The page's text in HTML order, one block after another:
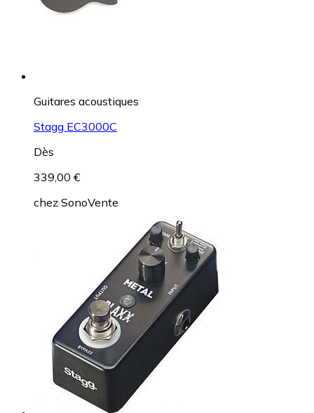
Guitares acoustiques
Stagg EC3000C
Dès
339,00 €
chez SonoVente